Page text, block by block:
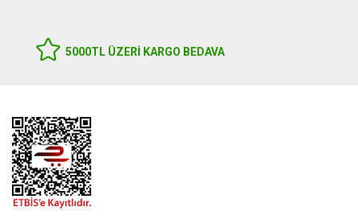
5000TL ÜZERI KARGO BEDAVA